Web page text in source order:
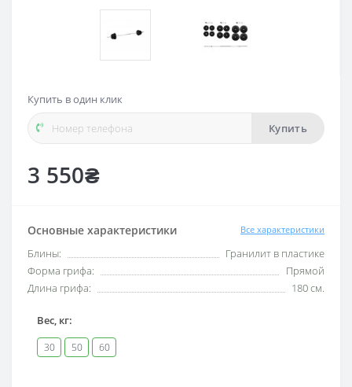
3 550₴
Купить в один клик
Купить
Основные характеристики Все характеристики
Блины:
Гранилит в пластике
Форма грифа:
Прямой
Длина грифа:
180 см.
Вес, кг:
30 50 60